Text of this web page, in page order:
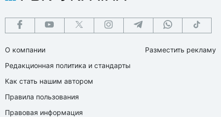
О компании
Редакционная политика и стандарты
Как стать нашим автором
Правила пользования
Правовая информация
Разместить рекламу